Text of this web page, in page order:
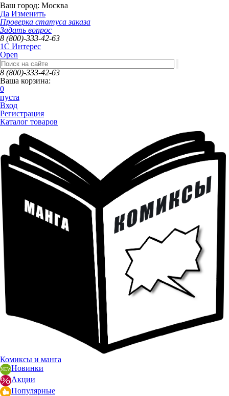
Ваш город: Москва
Да Изменить
Проверка статуса заказа
Задать вопрос
8 (800)-333-42-63
1C Интерес
Open
8 (800)-333-42-63
Ваша корзина:
0
пуста
Вход
Регистрация
Каталог товаров
Комиксы и манга
Новинки
Акции
Популярные